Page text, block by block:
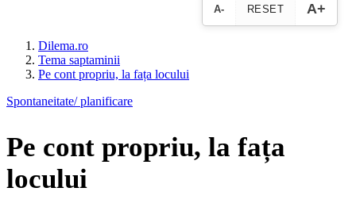
A- RESET A+
Dilema.ro
Tema saptaminii
Pe cont propriu, la fața locului
Spontaneitate/ planificare
Pe cont propriu, la fața
locului